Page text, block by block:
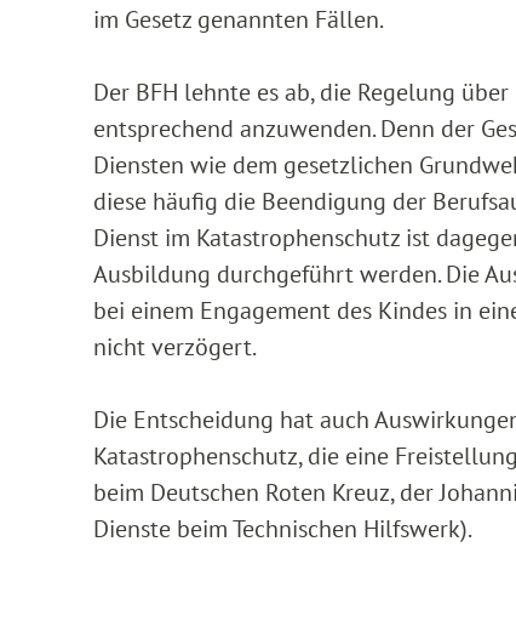
im Gesetz genannten Fällen.
Der BFH lehnte es ab, die Regelung
entsprechend anzuwenden. Denn der
Diensten wie dem gesetzlichen
diese häufig die Beendigung der
Dienst im Katastrophenschutz ist
Ausbildung durchgeführt werden. Die
bei einem Engagement des Kindes in
nicht verzögert.
Die Entscheidung hat auch
Katastrophenschutz, die eine
beim Deutschen Roten Kreuz, der
Dienste beim Technischen Hilfswerk).